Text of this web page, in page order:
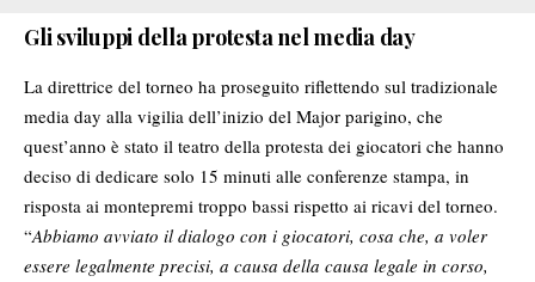
Gli sviluppi della protesta nel media day
La direttrice del torneo ha proseguito riflettendo sul tradizionale
media day alla vigilia dell’inizio del Major parigino, che
quest’anno è stato il teatro della protesta dei giocatori che hanno
deciso di dedicare solo 15 minuti alle conferenze stampa, in
risposta ai montepremi troppo bassi rispetto ai ricavi del torneo.
“Abbiamo avviato il dialogo con i giocatori, cosa che, a voler
essere legalmente precisi, a causa della causa legale in corso,